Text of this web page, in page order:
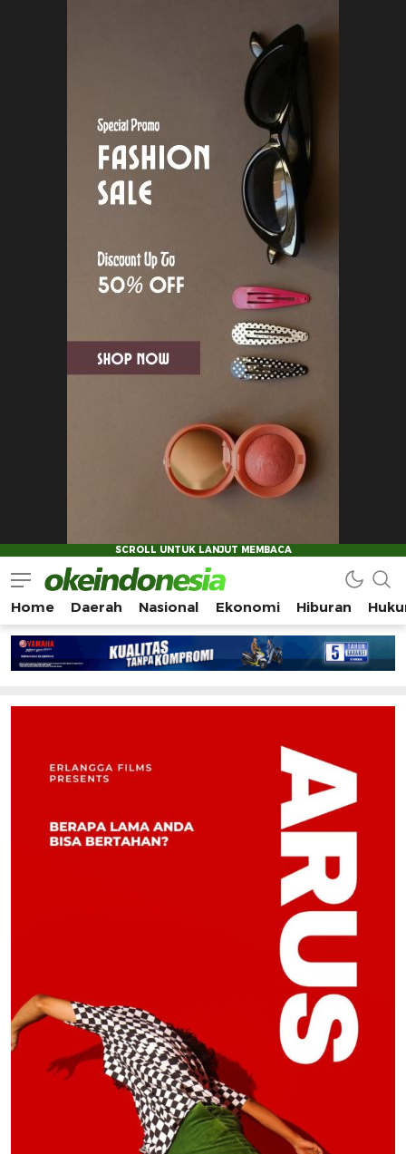
Okeindonesia.Online
Mengonlinekan Indonesia Secara Utuh
Home Daerah Nasional Ekonomi Hiburan